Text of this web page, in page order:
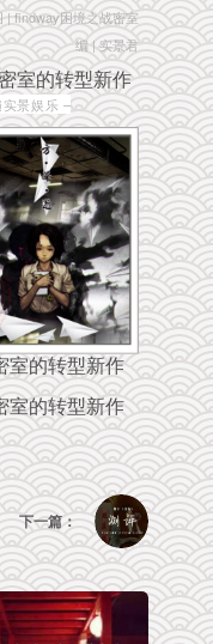
| findway困境之战密室
编 | 实景君
景娱乐 –
下一篇：